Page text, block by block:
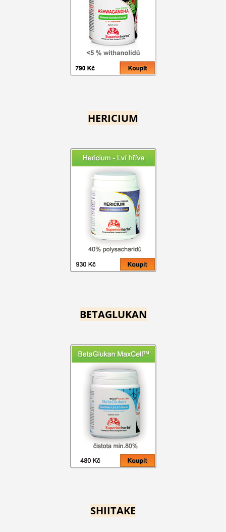
HERICIUM
BETAGLUKAN
SHIITAKE